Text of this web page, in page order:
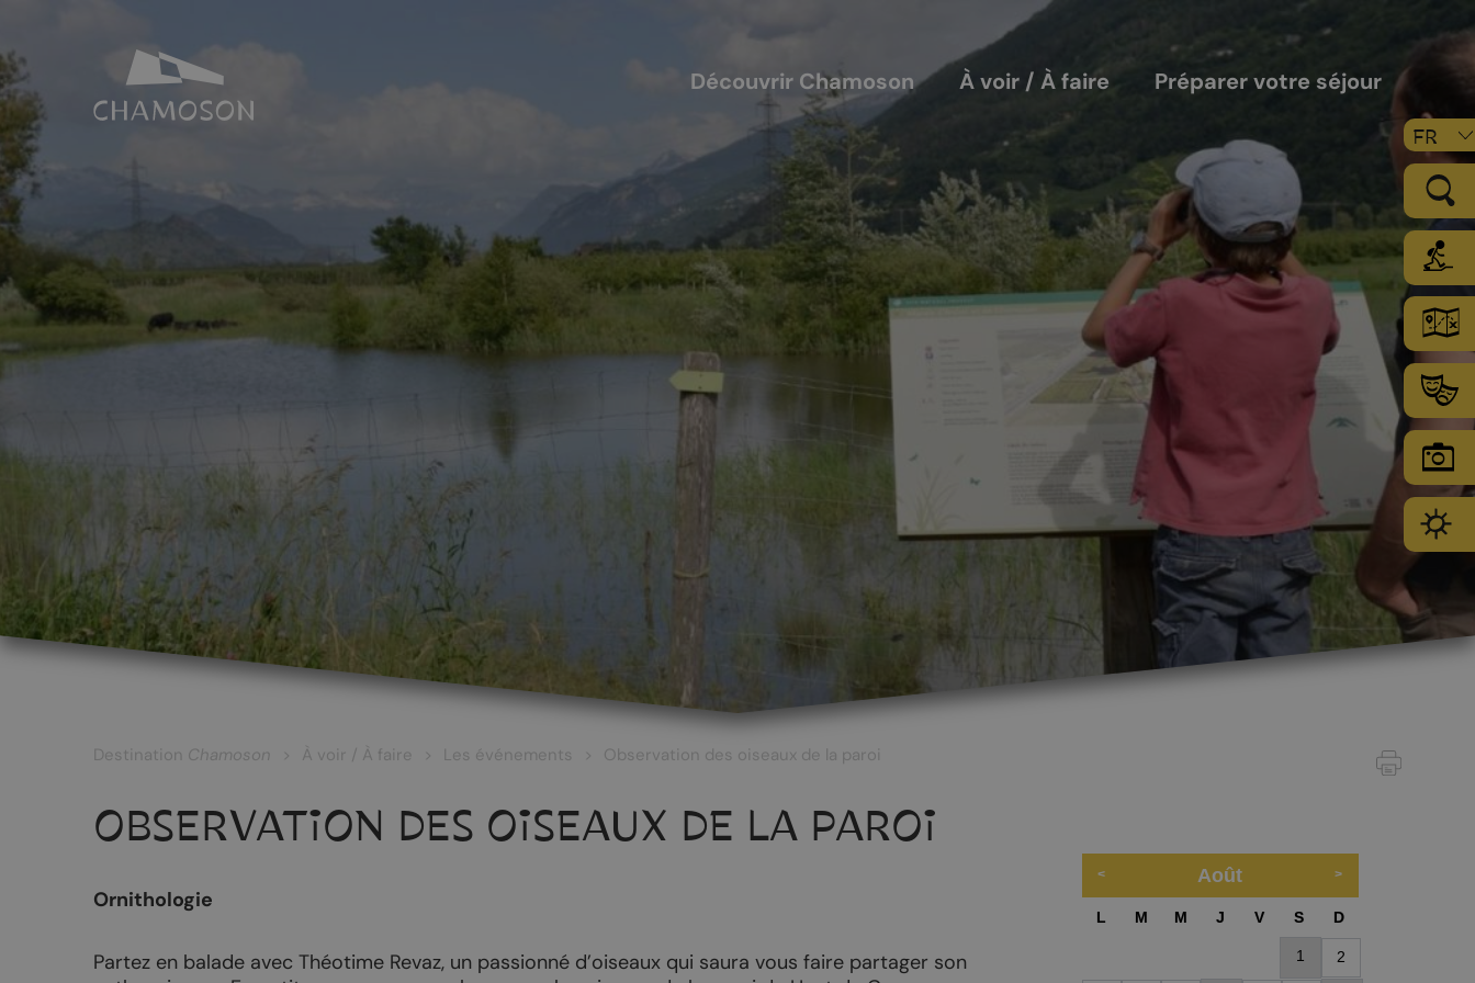
Découvrir Chamoson À voir / À faire Préparer votre séjour
NOTRE IDENTITÉ
Histoire
Géographie
Les laves torrentielles
Le PDR Chamoson
SALLES ET COUVERTS
Espace Johannis
Toutes nos salles
Places de pique-nique
NOS ACTEURS
Les entreprises
Les sociétés locales
Les caves
Les structures viticoles
LE VIGNOBLE
Les sols
Le climat
Les secteurs d’encépagement
Chamoson Grand Cru
L’environnement une priorité
LES CÉPAGES ET LES VINS
Les vins blancs
Les vins rosés
Le Johannis
FR
Destination Chamoson À voir / À faire Les événements Observation des oiseaux de la paroi
OBSERVATION DES OISEAUX DE LA PAROI
Ornithologie
Partez en balade avec Théotime Revaz, un passionné d’oiseaux qui saura vous faire partager son
Août
L M M J V S D
1 2